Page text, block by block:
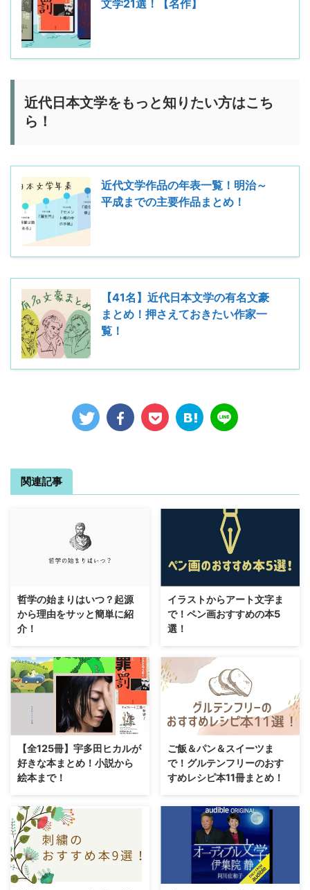
文学21選！【名作】
近代日本文学をもっと知りたい方はこち
ら！
近代文学作品の年表一覧！明治～
平成までの主要作品まとめ！
【41名】近代日本文学の有名文豪
まとめ！押さえておきたい作家一
覧！
関連記事
哲学の始まりはいつ？起源
から理由をサッと簡単に紹
介！
イラストからアート文字ま
で！ペン画おすすめの本5
選！
【全125冊】宇多田ヒカルが
好きな本まとめ！小説から
絵本まで！
ご飯＆パン＆スイーツま
で！グルテンフリーのおす
すめレシピ本11冊まとめ！